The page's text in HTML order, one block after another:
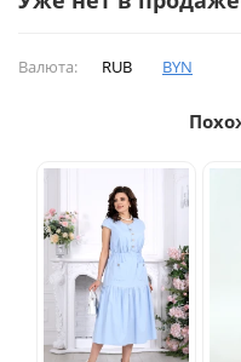
Валюта: RUB BYN